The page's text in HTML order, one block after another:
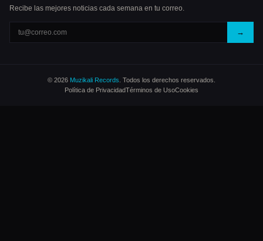
Recibe las mejores noticias cada semana en tu correo.
→
© 2026 Muzikali Records . Todos los derechos reservados.
Política de PrivacidadTérminos de UsoCookies